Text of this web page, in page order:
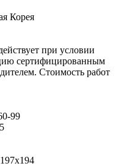
Корея
при условии
сертифицированным
Cтоимость работ
99